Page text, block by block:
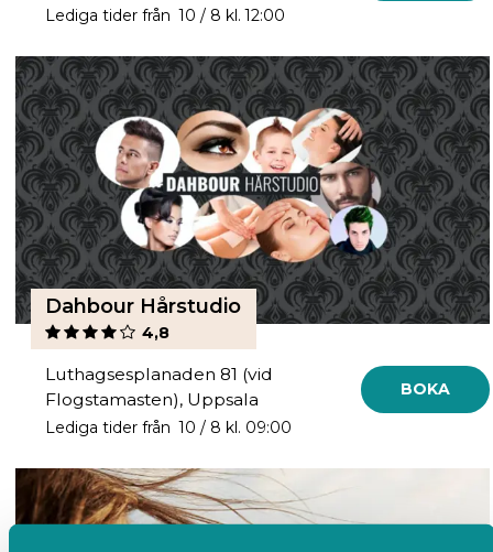
Lediga tider från 10 / 8 kl. 12:00
Dahbour Hårstudio
4,8
Luthagsesplanaden 81 (vid
Flogstamasten), Uppsala
Lediga tider från 10 / 8 kl. 09:00
BOKA